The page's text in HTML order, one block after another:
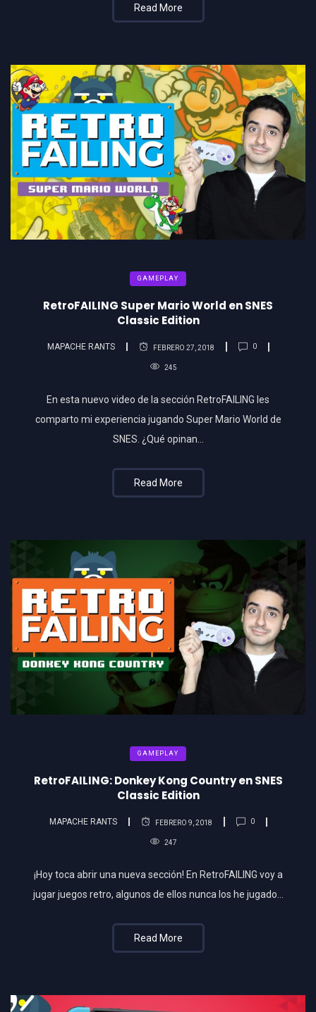
Read More
GAMEPLAY
RetroFAILING Super Mario World en SNES
Classic Edition
MAPACHE RANTS FEBRERO 27, 2018 0
245
En esta nuevo video de la sección RetroFAILING les
comparto mi experiencia jugando Super Mario World de
SNES. ¿Qué opinan…
Read More
GAMEPLAY
RetroFAILING: Donkey Kong Country en SNES
Classic Edition
MAPACHE RANTS FEBRERO 9, 2018 0
247
¡Hoy toca abrir una nueva sección! En RetroFAILING voy a
jugar juegos retro, algunos de ellos nunca los he jugado…
Read More